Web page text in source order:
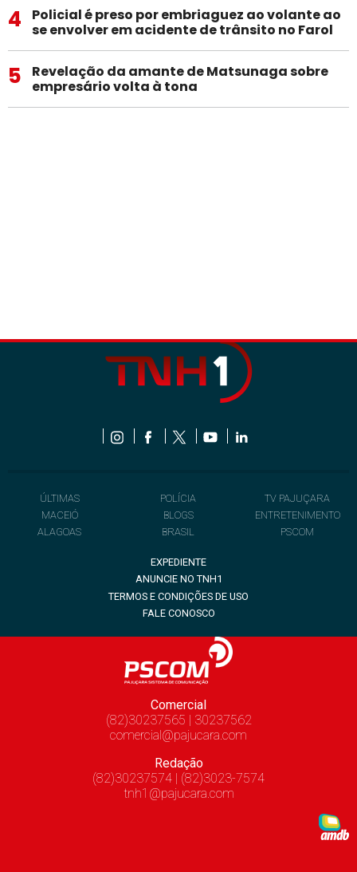
4
Policial é preso por embriaguez ao volante ao
se envolver em acidente de trânsito no Farol
5
Revelação da amante de Matsunaga sobre
empresário volta à tona
ÚLTIMAS
MACEIÓ
ALAGOAS
POLÍCIA
BLOGS
BRASIL
TV PAJUÇARA
ENTRETENIMENTO
PSCOM
EXPEDIENTE
ANUNCIE NO TNH1
TERMOS E CONDIÇÕES DE USO
FALE CONOSCO
Comercial
(82)30237565 | 30237562
comercial@pajucara.com
Redação
(82)30237574 | (82)3023-7574
tnh1@pajucara.com